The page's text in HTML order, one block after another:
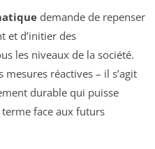
demande de repenser
et d’initier des
les niveaux de la société.
réactives – il s’agit
durable qui puisse
face aux futurs